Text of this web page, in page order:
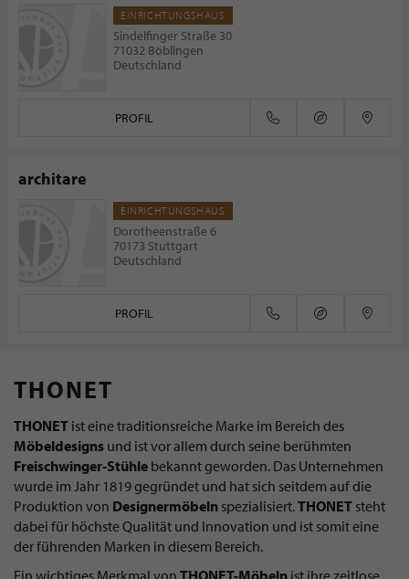
EINRICHTUNGSHAUS
Sindelfinger Straße 30
71032 Böblingen
Deutschland
PROFIL
architare
EINRICHTUNGSHAUS
Dorotheenstraße 6
70173 Stuttgart
Deutschland
PROFIL
THONET
THONET ist eine traditionsreiche Marke im Bereich des
Möbeldesigns und ist vor allem durch seine berühmten
Freischwinger-Stühle bekannt geworden. Das Unternehmen
wurde im Jahr 1819 gegründet und hat sich seitdem auf die
Produktion von Designermöbeln spezialisiert.THONET steht
dabei für höchste Qualität und Innovation und ist somit eine
der führenden Marken in diesem Bereich.